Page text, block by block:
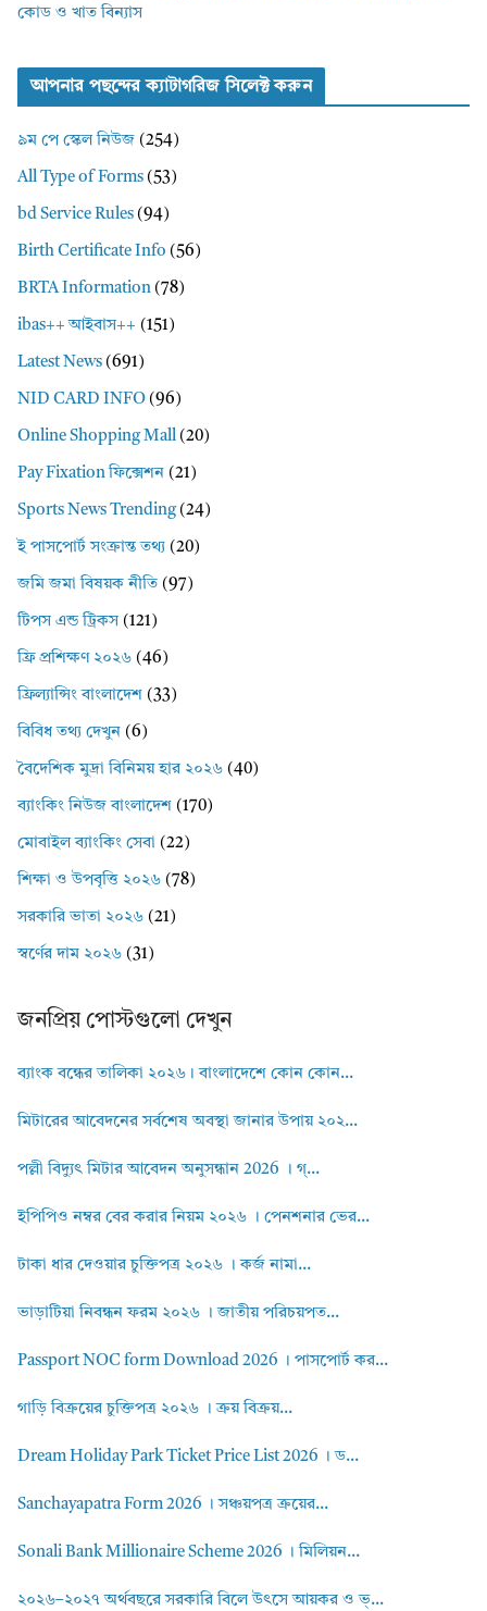
কোড ও খাত বিন্যাস
আপনার পছন্দের ক্যাটাগরিজ সিলেক্ট করুন
৯ম পে স্কেল নিউজ (254)
All Type of Forms (53)
bd Service Rules (94)
Birth Certificate Info (56)
BRTA Information (78)
ibas++ আইবাস++ (151)
Latest News (691)
NID CARD INFO (96)
Online Shopping Mall (20)
Pay Fixation ফিক্সেশন (21)
Sports News Trending(24)
ই পাসপোর্ট সংক্রান্ত তথ্য (20)
জমি জমা বিষয়ক নীতি (97)
টিপস এন্ড ট্রিকস (121)
ফ্রি প্রশিক্ষণ ২০২৬ (46)
ফ্রিল্যান্সিং বাংলাদেশ (33)
বিবিধ তথ্য দেখুন (6)
বৈদেশিক মুদ্রা বিনিময় হার ২০২৬ (40)
ব্যাংকিং নিউজ বাংলাদেশ (170)
মোবাইল ব্যাংকিং সেবা (22)
শিক্ষা ও উপবৃত্তি ২০২৬ (78)
সরকারি ভাতা ২০২৬ (21)
স্বর্ণের দাম ২০২৬ (31)
জনপ্রিয় পোস্টগুলো দেখুন
ব্যাংক বন্ধের তালিকা ২০২৬। বাংলাদেশে কোন কোন...
মিটারের আবেদনের সর্বশেষ অবস্থা জানার উপায় ২০২...
পল্লী বিদ্যুৎ মিটার আবেদন অনুসন্ধান 2026 । গ্...
ইপিপিও নম্বর বের করার নিয়ম ২০২৬ । পেনশনার ভের...
টাকা ধার দেওয়ার চুক্তিপত্র ২০২৬ । কর্জ নামা...
ভাড়াটিয়া নিবন্ধন ফরম ২০২৬ । জাতীয় পরিচয়পত...
Passport NOC form Download 2026 । পাসপোর্ট কর...
গাড়ি বিক্রয়ের চুক্তিপত্র ২০২৬ । ক্রয় বিক্রয়...
Dream Holiday Park Ticket Price List 2026 । ড...
Sanchayapatra Form 2026 । সঞ্চয়পত্র ক্রয়ের...
Sonali Bank Millionaire Scheme 2026 । মিলিয়ন...
২০২৬–২০২৭ অর্থবছরে সরকারি বিলে উৎসে আয়কর ও ভ্...